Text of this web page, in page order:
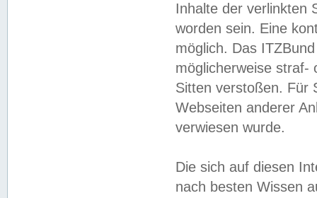
Inhalte der verlinkten
worden sein. Eine
möglich. Das
möglicherweise straf-
Sitten verstoßen. Für
Webseiten anderer
verwiesen wurde.
Die sich auf diesen
nach besten Wissen